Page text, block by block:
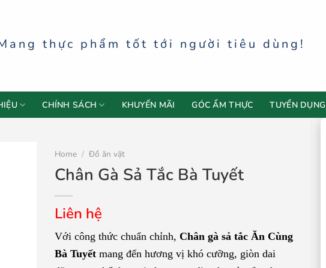
thực phẩm tốt tới người tiêu dùng!
CHÍNH SÁCH KHUYẾN MÃI GÓC ẨM THỰC TUYỂN DỤNG
Home / Đồ ăn vặt
Chân Gà Sả Tắc Bà Tuyết
Liên hệ
Với công thức chuẩn chỉnh, Chân gà sả tắc Ăn Cùng
Bà Tuyết mang đến hương vị khó cưỡng, giòn dai